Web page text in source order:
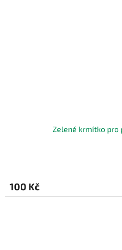
Zelené krmítko pro
100 Kč